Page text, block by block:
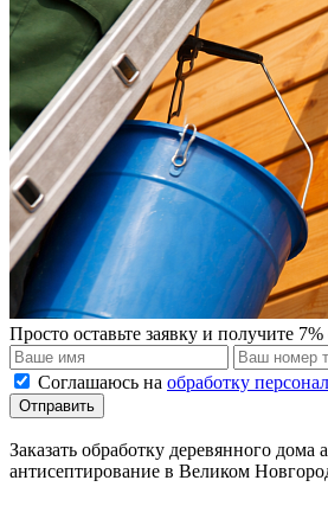
Просто оставьте заявку и получите
Соглашаюсь на обработку
Отправить
Заказать обработку деревянного дома
антисептирование в Великом